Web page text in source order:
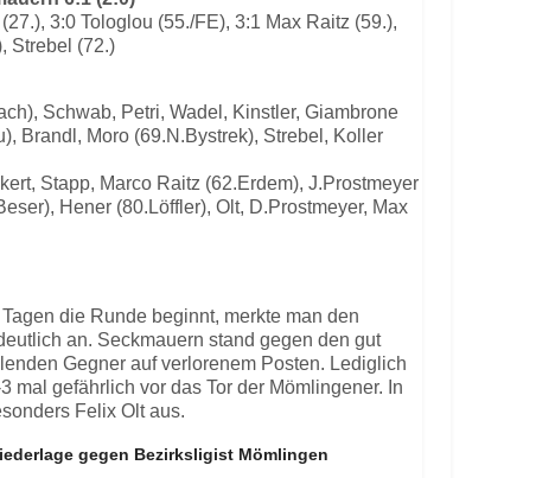
3:0 Tologlou (55./FE), 3:1 Max Raitz (59.),
Strebel (72.)
Schwab, Petri, Wadel, Kinstler, Giambrone
Brandl, Moro (69.N.Bystrek), Strebel, Koller
Stapp, Marco Raitz (62.Erdem), J.Prostmeyer
Hener (80.Löffler), Olt, D.Prostmeyer, Max
die Runde beginnt, merkte man den
an. Seckmauern stand gegen den gut
Gegner auf verlorenem Posten. Lediglich
mal gefährlich vor das Tor der Mömlingener. In
Felix Olt aus.
gegen Bezirksligist Mömlingen